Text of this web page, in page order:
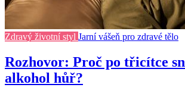
Zdravý životní styl Jarní vášeň pro zdravé tělo
Rozhovor: Proč po třicítce
alkohol hůř?